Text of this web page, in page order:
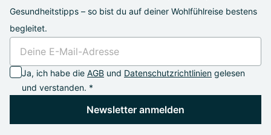
Gesundheitstipps – so bist du auf deiner Wohlfühlreise bestens
begleitet.
Ja, ich habe die AGB und Datenschutzrichtlinien gelesen
und verstanden. *
Newsletter anmelden